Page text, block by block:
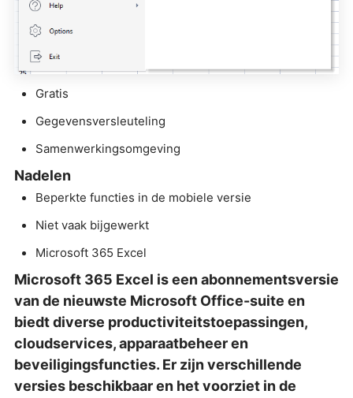
Gratis
Gegevensversleuteling
Samenwerkingsomgeving
Nadelen
Beperkte functies in de mobiele versie
Niet vaak bijgewerkt
Microsoft 365 Excel
Microsoft 365 Excel is een abonnementsversie
van de nieuwste Microsoft Office-suite en
biedt diverse productiviteitstoepassingen,
cloudservices, apparaatbeheer en
beveiligingsfuncties. Er zijn verschillende
versies beschikbaar en het voorziet in de